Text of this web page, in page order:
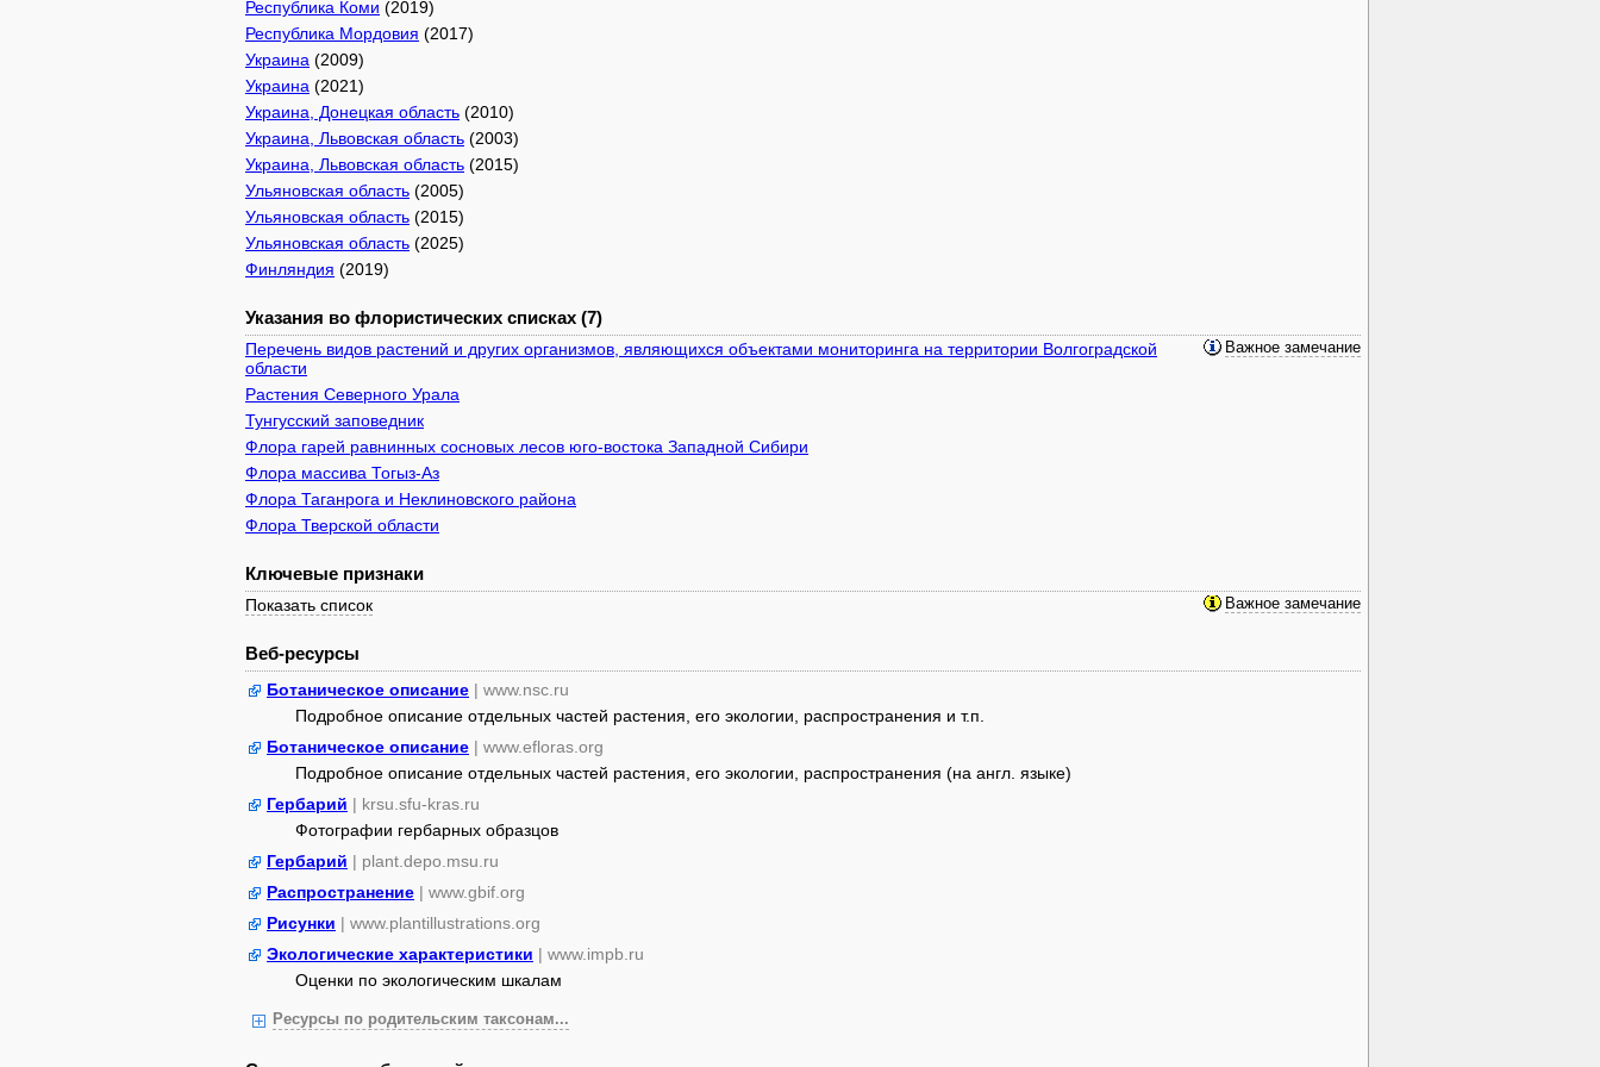
Республика Коми (2019)
Республика Мордовия (2017)
Украина (2009)
Украина (2021)
Украина, Донецкая область (2010)
Украина, Львовская область (2003)
Украина, Львовская область (2015)
Ульяновская область (2005)
Ульяновская область (2015)
Ульяновская область (2025)
Финляндия (2019)
Указания во флористических списках (7)
Важное замечание
Перечень видов растений и других организмов, являющихся объектами мониторинга на территории Волгоградской
области
Растения Северного Урала
Тунгусский заповедник
Флора гарей равнинных сосновых лесов юго-востока Западной Сибири
Флора массива Тогыз-Аз
Флора Таганрога и Неклиновского района
Флора Тверской области
Ключевые признаки
Показать список Важное замечание
Веб-ресурсы
Ботаническое описание | www.nsc.ru
Подробное описание отдельных частей растения, его экологии, распространения и т.п.
Ботаническое описание | www.efloras.org
Подробное описание отдельных частей растения, его экологии, распространения (на англ. языке)
Гербарий | krsu.sfu-kras.ru
Фотографии гербарных образцов
Гербарий | plant.depo.msu.ru
Распространение | www.gbif.org
Рисунки | www.plantillustrations.org
Экологические характеристики | www.impb.ru
Оценки по экологическим шкалам
Ресурсы по родительским таксонам...